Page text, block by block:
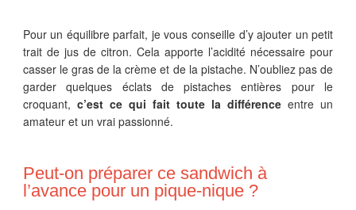
Pour un équilibre parfait, je vous conseille d’y ajouter un petit
trait de jus de citron. Cela apporte l’acidité nécessaire pour
casser le gras de la crème et de la pistache. N’oubliez pas de
garder quelques éclats de pistaches entières pour le
croquant, c’est ce qui fait toute la différence entre un
amateur et un vrai passionné.
Peut-on préparer ce sandwich à
l’avance pour un pique-nique ?